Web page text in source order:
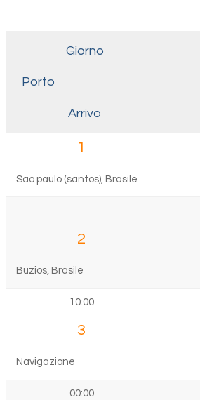
Giorno
Porto
Arrivo
1
Sao paulo (santos), Brasile
2
Buzios, Brasile
10:00
3
Navigazione
00:00